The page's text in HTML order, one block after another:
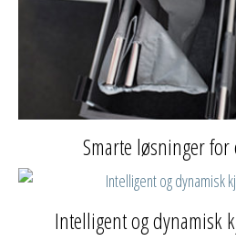
Smarte løsninger
Intelligent og dynamisk